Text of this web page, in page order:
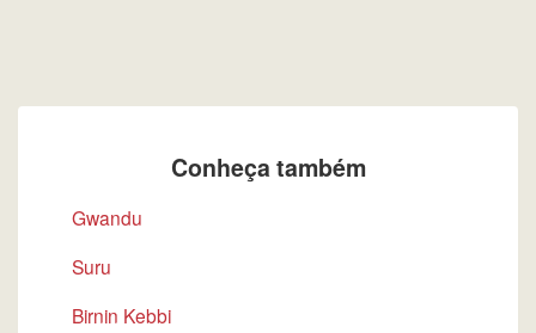
Conheça também
Gwandu
Suru
Birnin Kebbi